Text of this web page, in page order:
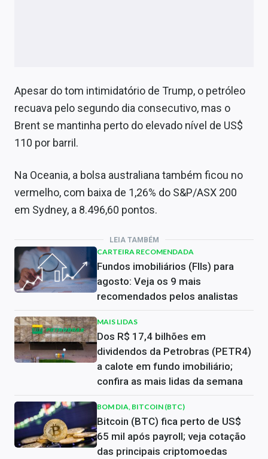
Apesar do tom intimidatório de Trump, o petróleo
recuava pelo segundo dia consecutivo, mas o
Brent se mantinha perto do elevado nível de US$
110 por barril.
Na Oceania, a bolsa australiana também ficou no
vermelho, com baixa de 1,26% do S&P/ASX 200
em Sydney, a 8.496,60 pontos.
LEIA TAMBÉM
CARTEIRA RECOMENDADA
Fundos imobiliários (FIIs) para
agosto: Veja os 9 mais
recomendados pelos analistas
MAIS LIDAS
Dos R$ 17,4 bilhões em
dividendos da Petrobras (PETR4)
a calote em fundo imobiliário;
confira as mais lidas da semana
BOM DIA, BITCOIN (BTC)
Bitcoin (BTC) fica perto de US$
65 mil após payroll; veja cotação
das principais criptomoedas